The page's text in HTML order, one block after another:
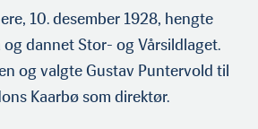
10. desember 1928, hengte
dannet Stor- og Vårsildlaget.
og valgte Gustav Puntervold til
Kaarbø som direktør.